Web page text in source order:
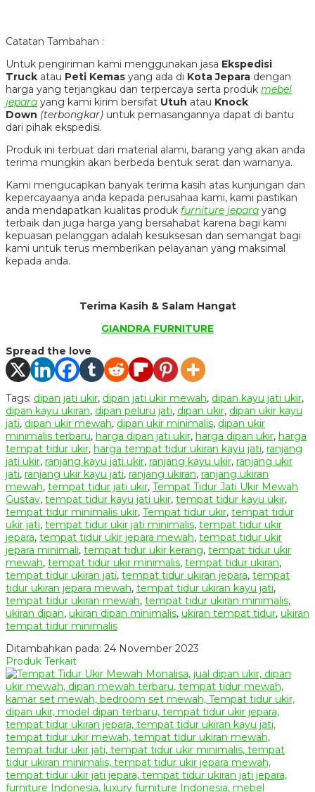
Catatan Tambahan :
Untuk pengiriman kami menggunakan jasa Ekspedisi
Truck atau Peti Kemas yang ada di Kota Jepara dengan
harga yang terjangkau dan terpercaya serta produk mebel
jepara yang kami kirim bersifat Utuh atau Knock
Down (terbongkar) untuk pemasangannya dapat di bantu
dari pihak ekspedisi.
Produk ini terbuat dari material alami, barang yang akan anda
terima mungkin akan berbeda bentuk serat dan warnanya.
Kami mengucapkan banyak terima kasih atas kunjungan dan
kepercayaanya anda kepada perusahaa kami, kami pastikan
anda mendapatkan kualitas produk furniture jepara yang
terbaik dan juga harga yang bersahabat karena bagi kami
kepuasan pelanggan adalah kesuksesan dan semangat bagi
kami untuk terus memberikan pelayanan yang maksimal
kepada anda.
Terima Kasih & Salam Hangat
GIANDRA FURNITURE
Spread the love
Tags: dipan jati ukir, dipan jati ukir mewah, dipan kayu jati ukir,
dipan kayu ukiran, dipan peluru jati, dipan ukir, dipan ukir kayu
jati, dipan ukir mewah, dipan ukir minimalis, dipan ukir
minimalis terbaru, harga dipan jati ukir, harga dipan ukir, harga
tempat tidur ukir, harga tempat tidur ukiran kayu jati, ranjang
jati ukir, ranjang kayu jati ukir, ranjang kayu ukir, ranjang ukir
jati, ranjang ukir kayu jati, ranjang ukiran, ranjang ukiran
mewah, tempat tidur jati ukir, Tempat Tidur Jati Ukir Mewah
Gustav, tempat tidur kayu jati ukir, tempat tidur kayu ukir,
tempat tidur minimalis ukir, Tempat tidur ukir, tempat tidur
ukir jati, tempat tidur ukir jati minimalis, tempat tidur ukir
jepara, tempat tidur ukir jepara mewah, tempat tidur ukir
jepara minimali, tempat tidur ukir kerang, tempat tidur ukir
mewah, tempat tidur ukir minimalis, tempat tidur ukiran,
tempat tidur ukiran jati, tempat tidur ukiran jepara, tempat
tidur ukiran jepara mewah, tempat tidur ukiran kayu jati,
tempat tidur ukiran mewah, tempat tidur ukiran minimalis,
ukiran dipan, ukiran dipan minimalis, ukiran tempat tidur, ukiran
tempat tidur minimalis
Ditambahkan pada: 24 November 2023
Produk Terkait